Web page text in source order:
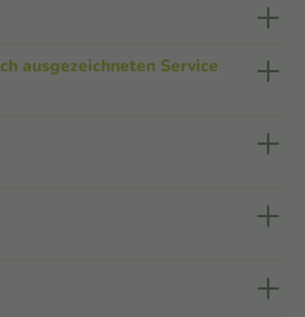
ausgezeichneten Service